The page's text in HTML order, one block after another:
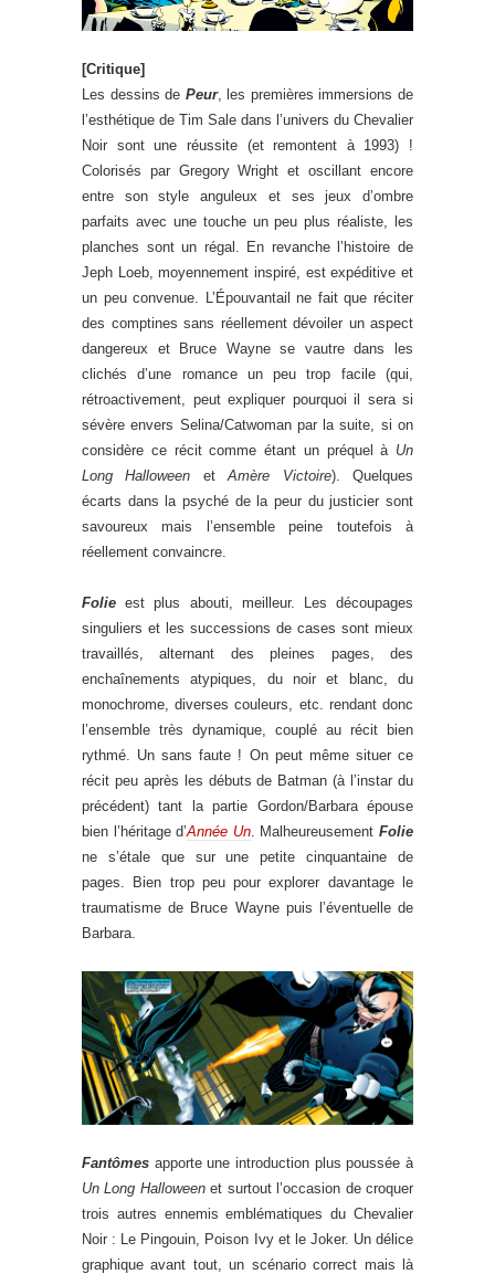
[Critique]
Les dessins de Peur, les premières immersions de
l’esthétique de Tim Sale dans l’univers du Chevalier
Noir sont une réussite (et remontent à 1993) !
Colorisés par Gregory Wright et oscillant encore
entre son style anguleux et ses jeux d’ombre
parfaits avec une touche un peu plus réaliste, les
planches sont un régal. En revanche l’histoire de
Jeph Loeb, moyennement inspiré, est expéditive et
un peu convenue. L’Épouvantail ne fait que réciter
des comptines sans réellement dévoiler un aspect
dangereux et Bruce Wayne se vautre dans les
clichés d’une romance un peu trop facile (qui,
rétroactivement, peut expliquer pourquoi il sera si
sévère envers Selina/Catwoman par la suite, si on
considère ce récit comme étant un préquel à Un
Long Halloween etAmère Victoire). Quelques
écarts dans la psyché de la peur du justicier sont
savoureux mais l’ensemble peine toutefois à
réellement convaincre.
Folieest plus abouti, meilleur. Les découpages
singuliers et les successions de cases sont mieux
travaillés, alternant des pleines pages, des
enchaînements atypiques, du noir et blanc, du
monochrome, diverses couleurs, etc. rendant donc
l’ensemble très dynamique, couplé au récit bien
rythmé. Un sans faute ! On peut même situer ce
récit peu après les débuts de Batman (à l’instar du
précédent) tant la partie Gordon/Barbara épouse
bien l’héritage d’Année Un. MalheureusementFolie
ne s’étale que sur une petite cinquantaine de
pages. Bien trop peu pour explorer davantage le
traumatisme de Bruce Wayne puis l’éventuelle de
Barbara.
Fantômes apporte une introduction plus poussée à
Un Long Halloweenet surtout l’occasion de croquer
trois autres ennemis emblématiques du Chevalier
Noir : Le Pingouin, Poison Ivy et le Joker. Un délice
graphique avant tout, un scénario correct mais là